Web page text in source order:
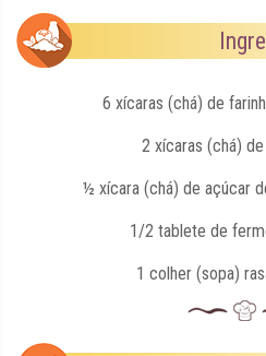
6 xícaras (chá) de
2 xícaras (chá)
½ xícara (chá) de açúcar
1/2 tablete de
1 colher (sopa)